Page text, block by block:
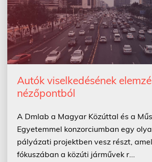
Autók viselkedésének
nézőpontból
A Dmlab a Magyar Közúttal és a
Egyetemmel konzorciumban egy
pályázati projektben vesz részt,
fókuszában a közúti járművek r...